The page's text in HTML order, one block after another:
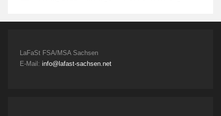
LaFaSt FSA/MSA Sachsen
E-Mail: info@lafast-sachsen.net